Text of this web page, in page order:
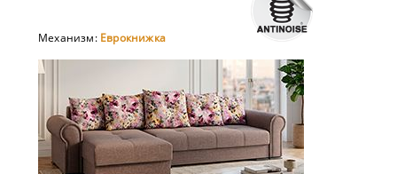
Механизм: Еврокнижка